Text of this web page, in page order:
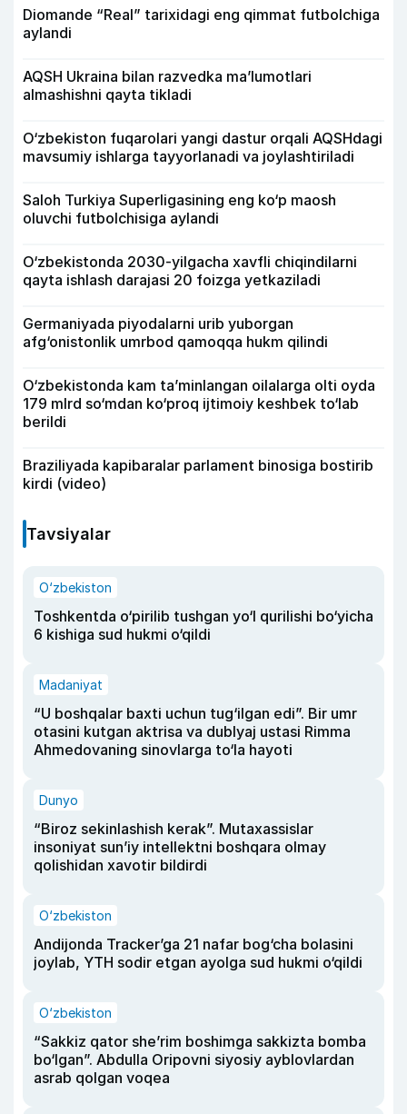
Diomande “Real” tarixidagi eng qimmat futbolchiga
aylandi
AQSH Ukraina bilan razvedka ma’lumotlari
almashishni qayta tikladi
O‘zbekiston fuqarolari yangi dastur orqali AQSHdagi
mavsumiy ishlarga tayyorlanadi va joylashtiriladi
Saloh Turkiya Superligasining eng ko‘p maosh
oluvchi futbolchisiga aylandi
O‘zbekistonda 2030-yilgacha xavfli chiqindilarni
qayta ishlash darajasi 20 foizga yetkaziladi
Germaniyada piyodalarni urib yuborgan
afg‘onistonlik umrbod qamoqqa hukm qilindi
O‘zbekistonda kam ta’minlangan oilalarga olti oyda
179 mlrd so‘mdan ko‘proq ijtimoiy keshbek to‘lab
berildi
Braziliyada kapibaralar parlament binosiga bostirib
kirdi (video)
Tavsiyalar
O‘zbekiston
Toshkentda o‘pirilib tushgan yo‘l qurilishi bo‘yicha
6 kishiga sud hukmi o‘qildi
Madaniyat
“U boshqalar baxti uchun tug‘ilgan edi”. Bir umr
otasini kutgan aktrisa va dublyaj ustasi Rimma
Ahmedovaning sinovlarga to‘la hayoti
Dunyo
“Biroz sekinlashish kerak”. Mutaxassislar
insoniyat sun’iy intellektni boshqara olmay
qolishidan xavotir bildirdi
O‘zbekiston
Andijonda Tracker’ga 21 nafar bog‘cha bolasini
joylab, YTH sodir etgan ayolga sud hukmi o‘qildi
O‘zbekiston
“Sakkiz qator she’rim boshimga sakkizta bomba
bo‘lgan”. Abdulla Oripovni siyosiy ayblovlardan
asrab qolgan voqea